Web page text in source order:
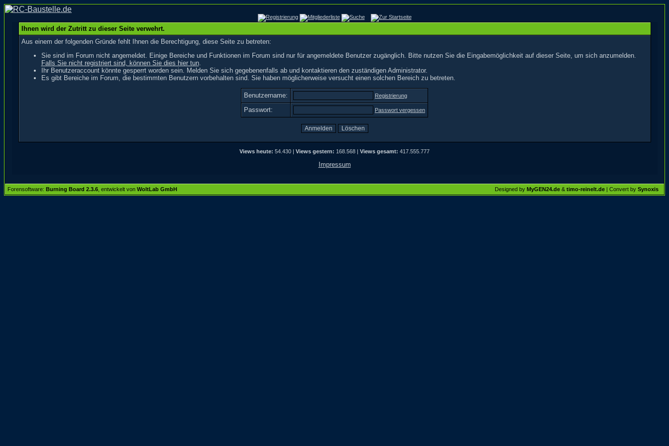
Ihnen wird der Zutritt zu dieser Seite verwehrt.
Aus einem der folgenden Gründe fehlt Ihnen die Berechtigung, diese Seite zu betreten:
Sie sind im Forum nicht angemeldet. Einige Bereiche und Funktionen im Forum sind nur für angemeldete Benutzer zugänglich. Bitte nutzen Sie die Eingabemöglichkeit auf dieser Seite, um sich anzumelden.
Falls Sie nicht registriert sind, können Sie dies hier tun.
Ihr Benutzeraccount könnte gesperrt worden sein. Melden Sie sich gegebenenfalls ab und kontaktieren den zuständigen Administrator.
Es gibt Bereiche im Forum, die bestimmten Benutzern vorbehalten sind. Sie haben möglicherweise versucht einen solchen Bereich zu betreten.
Benutzername: Registrierung
Passwort: Passwort vergessen
Views heute: 54.430 | Views gestern: 168.568 | Views gesamt: 417.555.777
Impressum
Forensoftware: Burning Board 2.3.6 , entwickelt von WoltLab GmbH Designed by MyGEN24.de & timo-reinelt.de | Convert by Synoxis